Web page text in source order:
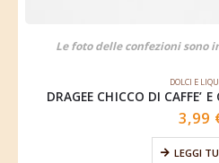
Le foto delle confezioni sono
DOLCI E
DRAGEE CHICCO DI CAFFE’
3,99
LEGGI